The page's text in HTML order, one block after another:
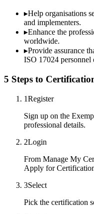
▸Help organisations
and implementers.
▸Enhance the
worldwide.
▸Provide assurance
ISO 17024 personnel
5 Steps to
1Register
Sign up on the
professional details.
2Login
From Manage My
Apply for
3Select
Pick the certification